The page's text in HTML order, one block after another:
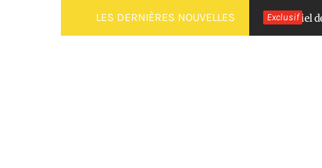
contenu
LES DERNIÈRES NOUVELLES Exclusif
Comment faire une mère kombucha maison : tutoriel débutant